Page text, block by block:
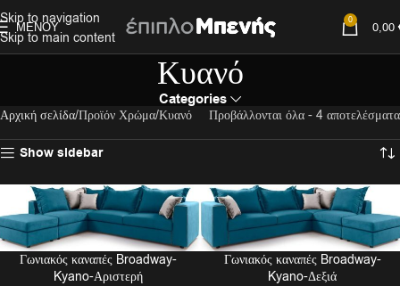
Skip to navigation
Skip to main content
ΜΕΝΟΎ 0 0,00
Κυανό
Categories
Αρχική σελίδα Προϊόν Χρώμα Κυανό Προβάλλονται όλα - 4 αποτελέσματα
Show sidebar
Γωνιακός καναπές Broadway-
Kyano-Αριστερή
Γωνιακός καναπές Broadway-
Kyano-Δεξιά